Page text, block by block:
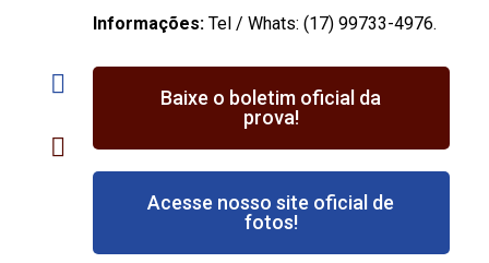
Informações: Tel / Whats: (17) 99733-4976.
Baixe o boletim oficial da
prova!
Acesse nosso site oficial de
fotos!